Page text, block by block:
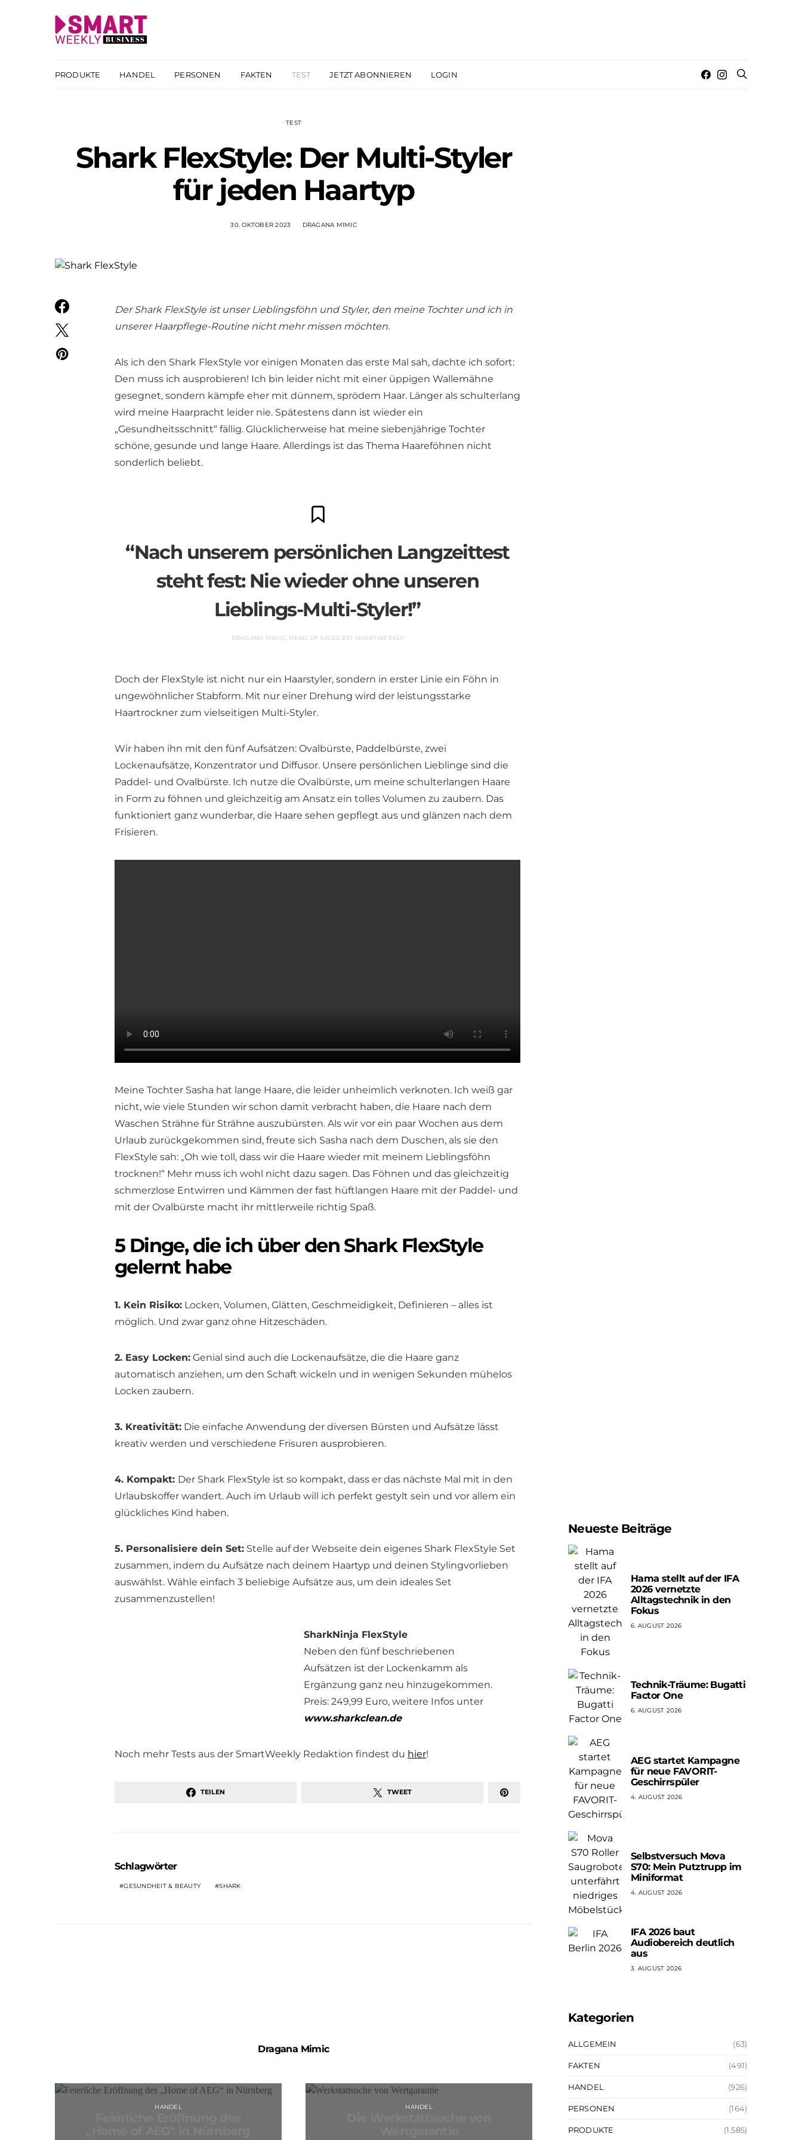
PRODUKTE HANDEL PERSONEN FAKTEN TEST JETZT ABONNIEREN LOGIN
TEST
Shark FlexStyle: Der Multi-Styler
für jeden Haartyp
30. OKTOBER 2023 DRAGANA MIMIC
Der Shark FlexStyle ist unser Lieblingsföhn und Styler, den meine Tochter und ich in
unserer Haarpflege-Routine nicht mehr missen möchten.
Als ich den Shark FlexStyle vor einigen Monaten das erste Mal sah, dachte ich sofort:
Den muss ich ausprobieren! Ich bin leider nicht mit einer üppigen Wallemähne
gesegnet, sondern kämpfe eher mit dünnem, sprödem Haar. Länger als schulterlang
wird meine Haarpracht leider nie. Spätestens dann ist wieder ein
„Gesundheitsschnitt“ fällig. Glücklicherweise hat meine siebenjährige Tochter
schöne, gesunde und lange Haare. Allerdings ist das Thema Haareföhnen nicht
sonderlich beliebt.
“Nach unserem persönlichen Langzeittest
steht fest: Nie wieder ohne unseren
Lieblings-Multi-Styler!”
DRAGANA MIMIC, HEAD OF SALES BEI SMARTWEEKLY
Doch der FlexStyle ist nicht nur ein Haarstyler, sondern in erster Linie ein Föhn in
ungewöhnlicher Stabform. Mit nur einer Drehung wird der leistungsstarke
Haartrockner zum vielseitigen Multi-Styler.
Wir haben ihn mit den fünf Aufsätzen: Ovalbürste, Paddelbürste, zwei
Lockenaufsätze, Konzentrator und Diffusor. Unsere persönlichen Lieblinge sind die
Paddel- und Ovalbürste. Ich nutze die Ovalbürste, um meine schulterlangen Haare
in Form zu föhnen und gleichzeitig am Ansatz ein tolles Volumen zu zaubern. Das
funktioniert ganz wunderbar, die Haare sehen gepflegt aus und glänzen nach dem
Frisieren.
Meine Tochter Sasha hat lange Haare, die leider unheimlich verknoten. Ich weiß gar
nicht, wie viele Stunden wir schon damit verbracht haben, die Haare nach dem
Waschen Strähne für Strähne auszubürsten. Als wir vor ein paar Wochen aus dem
Urlaub zurückgekommen sind, freute sich Sasha nach dem Duschen, als sie den
FlexStyle sah: „Oh wie toll, dass wir die Haare wieder mit meinem Lieblingsföhn
trocknen!“ Mehr muss ich wohl nicht dazu sagen. Das Föhnen und das gleichzeitig
schmerzlose Entwirren und Kämmen der fast hüftlangen Haare mit der Paddel- und
mit der Ovalbürste macht ihr mittlerweile richtig Spaß.
5 Dinge, die ich über den Shark FlexStyle
gelernt habe
1. Kein Risiko: Locken, Volumen, Glätten, Geschmeidigkeit, Definieren – alles ist
möglich. Und zwar ganz ohne Hitzeschäden.
2. Easy Locken: Genial sind auch die Lockenaufsätze, die die Haare ganz
automatisch anziehen, um den Schaft wickeln und in wenigen Sekunden mühelos
Locken zaubern.
3. Kreativität: Die einfache Anwendung der diversen Bürsten und Aufsätze lässt
kreativ werden und verschiedene Frisuren ausprobieren.
4. Kompakt: Der Shark FlexStyle ist so kompakt, dass er das nächste Mal mit in den
Urlaubskoffer wandert. Auch im Urlaub will ich perfekt gestylt sein und vor allem ein
glückliches Kind haben.
5. Personalisiere dein Set: Stelle auf der Webseite dein eigenes Shark FlexStyle Set
zusammen, indem du Aufsätze nach deinem Haartyp und deinen Stylingvorlieben
auswählst. Wähle einfach 3 beliebige Aufsätze aus, um dein ideales Set
zusammenzustellen!
SharkNinja FlexStyle
Neben den fünf beschriebenen
Aufsätzen ist der Lockenkamm als
Ergänzung ganz neu hinzugekommen.
Preis: 249,99 Euro, weitere Infos unter
www.sharkclean.de
Noch mehr Tests aus der SmartWeekly Redaktion findest du hier!
TEILEN TWEET
Schlagwörter
GESUNDHEIT & BEAUTY SHARK
Dragana Mimic
HANDEL HANDEL
Neueste Beiträge
Hama stellt auf der IFA
2026 vernetzte
Alltagstechnik in den
Fokus
6. AUGUST 2026
Technik-Träume: Bugatti
Factor One
6. AUGUST 2026
AEG startet Kampagne
für neue FAVORIT-
Geschirrspüler
4. AUGUST 2026
Selbstversuch Mova
S70: Mein Putztrupp im
Miniformat
4. AUGUST 2026
IFA 2026 baut
Audiobereich deutlich
aus
3. AUGUST 2026
Kategorien
ALLGEMEIN (63)
FAKTEN (491)
HANDEL (926)
PERSONEN (164)
PRODUKTE (1.585)